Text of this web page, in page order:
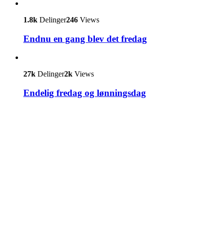
1.8k Delinger246 Views
Endnu en gang blev det fredag
27k Delinger2k Views
Endelig fredag og lønningsdag